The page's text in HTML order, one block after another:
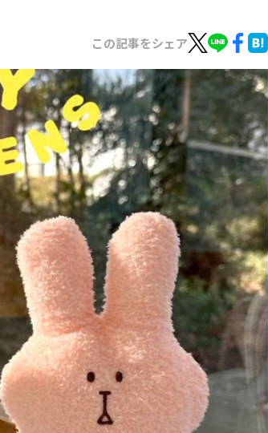
この記事をシェア